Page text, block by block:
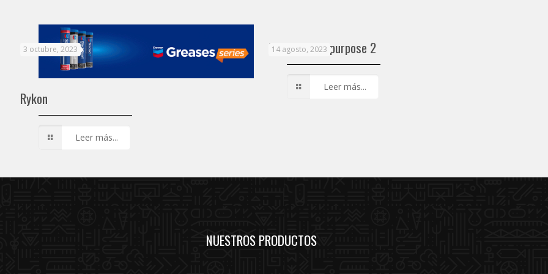
3 octubre, 2023
Rykon
Leer más...
14 agosto, 2023
Marfak Multipurpose 2
Leer más...
NUESTROS PRODUCTOS